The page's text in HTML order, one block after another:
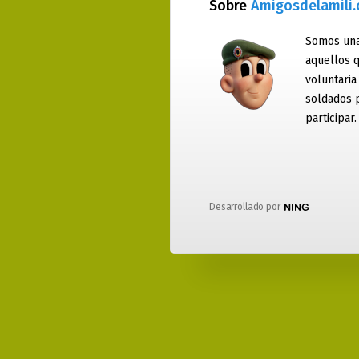
Sobre
Somos
aquellos
voluntaria
soldados
participar.
Desarrollado por